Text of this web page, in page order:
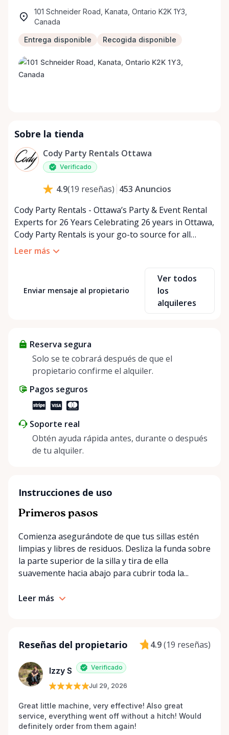
101 Schneider Road, Kanata, Ontario K2K 1Y3,
Canada
Entrega disponible Recogida disponible
Sobre la tienda
Cody Party Rentals Ottawa
Verificado
4.9(19 reseñas) 453 Anuncios
Cody Party Rentals - Ottawa’s Party & Event Rental
Experts for 26 Years Celebrating 26 years in Ottawa,
Cody Party Rentals is your go-to source for all
things party and event rentals. We’re proud to be a
At Cody Party Rentals, we believe in the power of
sharing—giving others the chance to rent out their
items and experience the benefits of renting. It’s
positive impact on the environment. By choosing to
share instead of buy, we’re all doing our part to
make things easier on Mother Nature.
Leer más
Enviar mensaje al propietario
Ver todos
los
alquileres
Reserva segura
Solo se te cobrará después de que el
propietario confirme el alquiler.
Pagos seguros
Soporte real
Obtén ayuda rápida antes, durante o después
de tu alquiler.
Instrucciones de uso
Primeros pasos
Comienza asegurándote de que tus sillas estén
limpias y libres de residuos. Desliza la funda sobre
la parte superior de la silla y tira de ella
suavemente hacia abajo para cubrir toda la...
Leer más
Reseñas del propietario 4.9(19 reseñas)
Izzy S Verificado
Jul 29, 2026
Great little machine, very effective! Also great
service, everything went off without a hitch! Would
definitely order from them again!